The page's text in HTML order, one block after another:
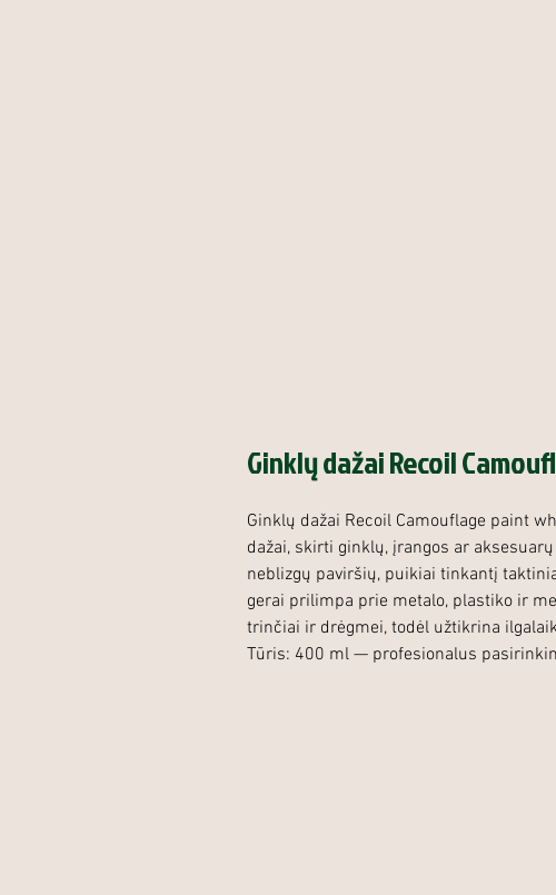
Ginklų dažai Recoil
Ginklų dažai Recoil Camouflage paint
dažai, skirti ginklų, įrangos ar
neblizgų paviršių, puikiai tinkantį
gerai prilimpa prie metalo, plastiko ir
trinčiai ir drėgmei, todėl užtikrina
Tūris: 400 ml — profesionalus